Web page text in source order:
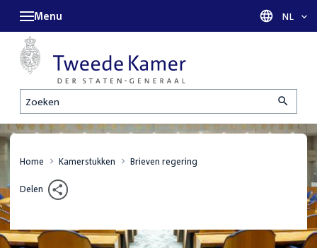
Zoeken
Menu Taal
NL
Home Kamerstukken Brieven regering
Delen